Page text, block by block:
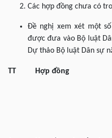
Các hợp đồng chưa có
Đề nghị xem xét một
được đưa vào Bộ luật
Dự thảo Bộ luật Dân sự
TT Hợp đồng